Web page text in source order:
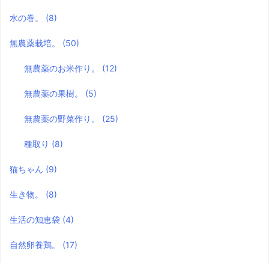
水の巻。 (8)
無農薬栽培。 (50)
無農薬のお米作り。 (12)
無農薬の果樹。 (5)
無農薬の野菜作り。 (25)
種取り (8)
猫ちゃん (9)
生き物。 (8)
生活の知恵袋 (4)
自然卵養鶏。 (17)